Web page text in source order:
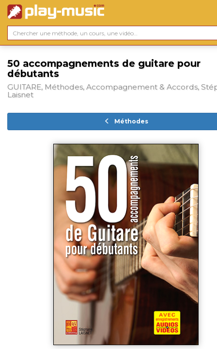
50 accompagnements de guitare pour
débutants
GUITARE, Méthodes, Accompagnement & Accords,
Laisnet
Méthodes